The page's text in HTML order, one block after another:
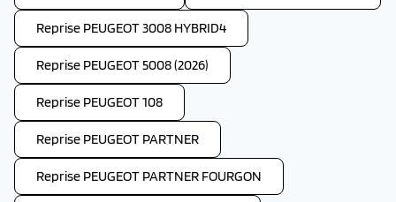
Reprise PEUGEOT 3008 HYBRID4
Reprise PEUGEOT 5008 (2026)
Reprise PEUGEOT 108
Reprise PEUGEOT PARTNER
Reprise PEUGEOT PARTNER FOURGON